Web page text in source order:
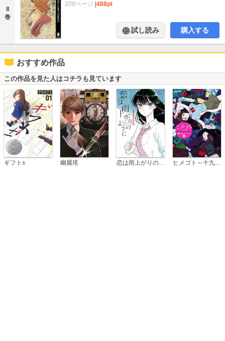
8
巻
208ページ 488pt
試し読み 購入する
おすすめ作品
この作品を見た人はコチラも見ています
ギフト± 幽麗塔 恋は雨上がりのように ヒメゴト～十九歳の制服～